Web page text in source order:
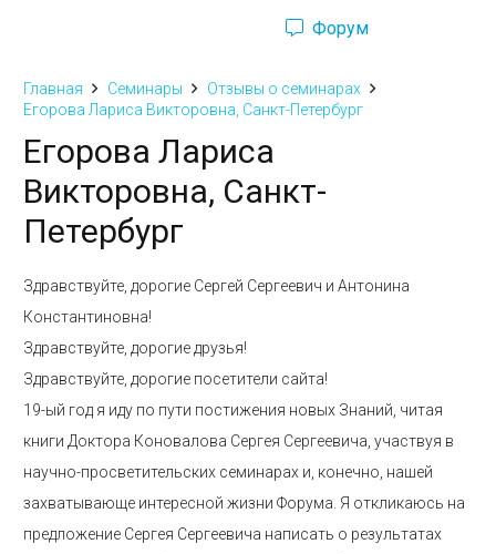
Форум
Главная Семинары
Отзывы о семинарах
Егорова Лариса Викторовна, Санкт-Петербург
Егорова Лариса
Викторовна, Санкт-
Петербург
Здравствуйте, дорогие Сергей Сергеевич и Антонина
Константиновна!
Здравствуйте, дорогие друзья!
Здравствуйте, дорогие посетители сайта!
19-ый год я иду по пути постижения новых Знаний, читая
книги Доктора Коновалова Сергея Сергеевича, участвуя в
научно-просветительских семинарах и, конечно, нашей
захватывающе интересной жизни Форума. Я откликаюсь на
предложение Сергея Сергеевича написать о результатах